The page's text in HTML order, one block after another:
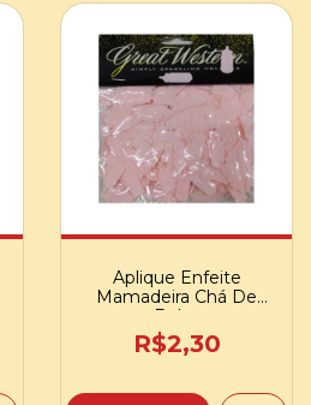
Aplique Enfeite
Mamadeira Chá De
Bebe
R$2,30